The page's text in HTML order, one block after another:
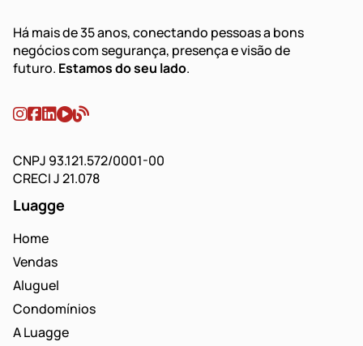
Há mais de 35 anos, conectando pessoas a bons
negócios com segurança, presença e visão de
futuro. Estamos do seu lado.
CNPJ 93.121.572/0001-00
CRECI J 21.078
Luagge
Home
Vendas
Aluguel
Condomínios
A Luagge